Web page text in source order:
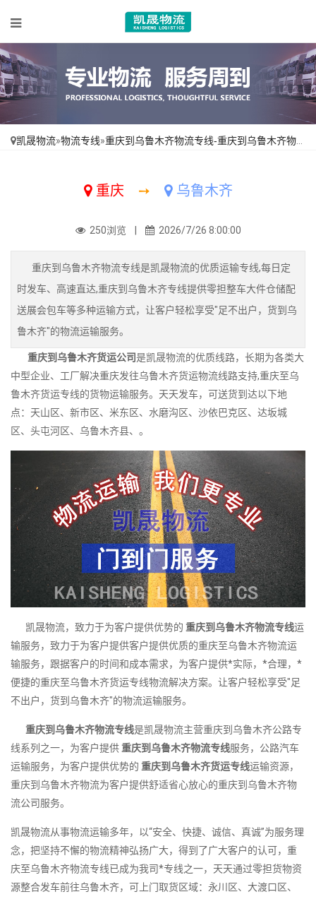
凯晟物流»物流专线»重庆到乌鲁木齐物流专线-重庆到乌鲁木齐物流公司
重庆 ➙ 乌鲁木齐
250浏览 | 2026/7/26 8:00:00
重庆到乌鲁木齐物流专线是凯晟物流的优质运输专线,每日定
时发车、高速直达,重庆到乌鲁木齐专线提供零担整车大件仓储配
送展会包车等多种运输方式，让客户轻松享受"足不出户，货到乌
鲁木齐"的物流运输服务。
重庆到乌鲁木齐货运公司是凯晟物流的优质线路，长期为各类大
中型企业、工厂解决重庆发往乌鲁木齐货运物流线路支持,重庆至乌
鲁木齐货运专线的货物运输服务。天天发车，可送货到达以下地
点：天山区、新市区、米东区、水磨沟区、沙依巴克区、达坂城
区、头屯河区、乌鲁木齐县、。
凯晟物流，致力于为客户提供优势的 重庆到乌鲁木齐物流专线运
输服务，致力于为客户提供客户提供优质的重庆至乌鲁木齐物流运
输服务，跟据客户的时间和成本需求，为客户提供*实际，*合理，*
便捷的重庆至乌鲁木齐货运专线物流解决方案。让客户轻松享受"足
不出户，货到乌鲁木齐"的物流运输服务。
重庆到乌鲁木齐物流专线是凯晟物流主营重庆到乌鲁木齐公路专
线系列之一，为客户提供重庆到乌鲁木齐物流专线服务，公路汽车
运输服务，为客户提供优势的 重庆到乌鲁木齐货运专线运输资源，
重庆到乌鲁木齐物流为客户提供舒适省心放心的重庆到乌鲁木齐物
流公司服务。
凯晟物流从事物流运输多年，以“安全、快捷、诚信、真诚”为服务理
念，把坚持不懈的物流精神弘扬广大，得到了广大客户的认可，重
庆至乌鲁木齐物流专线已成为我司*专线之一，天天通过零担货物资
源整合发车前往乌鲁木齐，可上门取货区域：永川区、大渡口区、